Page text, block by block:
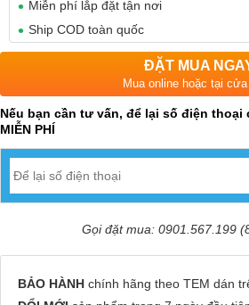
Miễn phí lắp đặt tận nơi
Ship COD toàn quốc
ĐẶT MUA
Mua online hoặc tại
Nếu bạn cần tư vấn, để lại số điện
MIỄN PHÍ
Gọi đặt mua: 0901.567.199
BẢO HÀNH chính hãng theo TEM dán